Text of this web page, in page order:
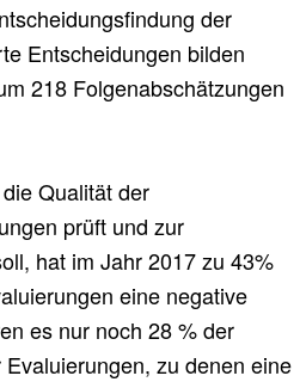
der
Entscheidungen bilden
218 Folgenabschätzungen
Qualität der
prüft und zur
hat im Jahr 2017 zu 43%
eine negative
es nur noch 28 % der
zu denen eine